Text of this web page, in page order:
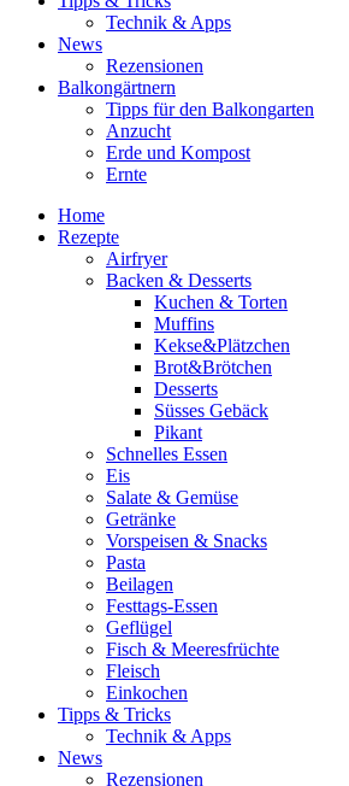
Technik & Apps
News
Rezensionen
Balkongärtnern
Tipps für den Balkongarten
Anzucht
Erde und Kompost
Ernte
Home
Rezepte
Airfryer
Backen & Desserts
Kuchen & Torten
Muffins
Kekse&Plätzchen
Brot&Brötchen
Desserts
Süsses Gebäck
Pikant
Schnelles Essen
Eis
Salate & Gemüse
Getränke
Vorspeisen & Snacks
Pasta
Beilagen
Festtags-Essen
Geflügel
Fisch & Meeresfrüchte
Fleisch
Einkochen
Tipps & Tricks
Technik & Apps
News
Rezensionen